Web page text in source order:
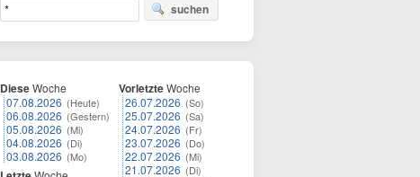
suchen
DieseWoche
07.08.2026 (Heute)
06.08.2026 (Gestern)
05.08.2026 (Mi)
04.08.2026 (Di)
03.08.2026 (Mo)
VorletzteWoche
26.07.2026 (So)
25.07.2026 (Sa)
24.07.2026 (Fr)
23.07.2026 (Do)
22.07.2026 (Mi)
21.07.2026 (Di)